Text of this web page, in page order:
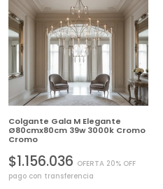
Colgante Gala M Elegante
Ø80cmx80cm 39w 3000k Cromo
Cromo
$1.156.036 OFERTA 20% OFF
pago con transferencia